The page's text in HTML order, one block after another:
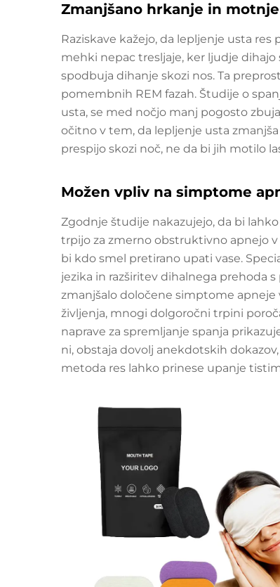
Zmanjšano hrkanje in
Raziskave kažejo, da lepljenje usta
mehki nepac tresljaje, ker ljudje dihajo
spodbuja dihanje skozi nos. Ta
pomembnih REM fazah. Študije o
usta, se med nočjo manj pogosto
očitno v tem, da lepljenje usta
prespijo skozi noč, ne da bi jih motilo
Možen vpliv na simptome
Zgodnje študije nakazujejo, da bi
trpijo za zmerno obstruktivno apnejo
bi kdo smel pretirano upati vase.
jezika in razširitev dihalnega prehoda
zmanjšalo določene simptome apneje
življenja, mnogi dolgoročni trpini
naprave za spremljanje spanja
ni, obstaja dovolj anekdotskih
metoda res lahko prinese upanje